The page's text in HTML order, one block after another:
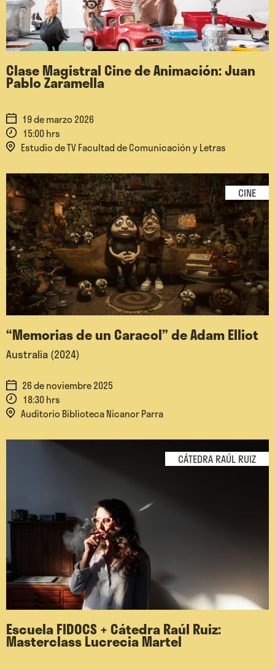
Clase Magistral Cine de Animación: Juan
Pablo Zaramella
19 de marzo 2026
15:00 hrs
Estudio de TV Facultad de Comunicación y Letras
CINE
“Memorias de un Caracol” de Adam Elliot
Australia (2024)
26 de noviembre 2025
18:30 hrs
Auditorio Biblioteca Nicanor Parra
CÁTEDRA RAÚL RUIZ
Escuela FIDOCS + Cátedra Raúl Ruiz:
Masterclass Lucrecia Martel